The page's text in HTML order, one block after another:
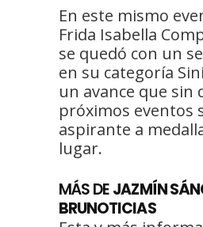
En este mismo
Frida Isabella
se quedó con un
en su categoría
un avance que sin
próximos eventos
aspirante a
lugar.
MÁS DEJAZMÍN
BRUNOTICIAS